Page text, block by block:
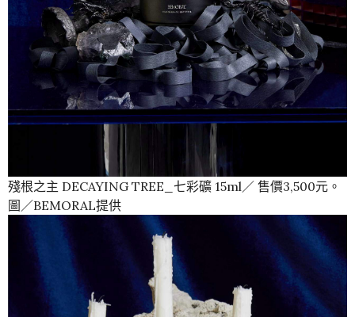
殘根之主 DECAYING TREE_七彩礦 15ml／ 售價3,500元。
圖／BEMORAL提供